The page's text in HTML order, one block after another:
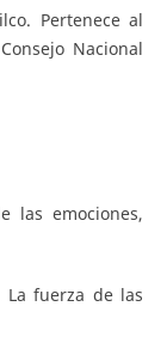
Pertenece al
Nacional
las emociones,
La fuerza de las